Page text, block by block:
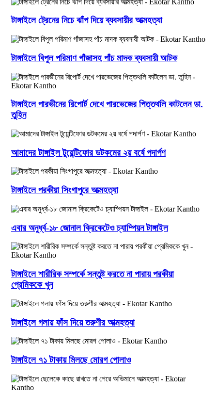
টাঙ্গাইলে ট্রেনের নিচে ঝাঁপ দিয়ে ব্যবসায়ীর আত্মহত্যা
টাঙ্গাইলে বিপুল পরিমাণ গাঁজাসহ পাঁচ মাদক ব্যবসায়ী আটক
টাঙ্গাইলে পারভীনের রিপোর্ট দেখে পারভেজের পিত্তথলি কাটলেন ডা.
তুহিন
আমাদের টাঙ্গাইল টুয়েন্টিফোর ডটকমের ২য় বর্ষে পদার্পণ
টাঙ্গাইলে পরকীয়া সিংগাপুরে আত্মহত্যা
এবার অনুর্ধ্ব-১৮ জোনাল ক্রিকেটেও চ্যাম্পিয়ন টাঙ্গাইল
টাঙ্গাইলে শারীরিক সম্পর্কে সন্তুষ্ট করতে না পারায় পরকীয়া
প্রেমিককে খুন
টাঙ্গাইলে গলায় ফাঁস দিয়ে তরুণীর আত্মহত্যা
টাঙ্গাইলে ৭১ টাকায় মিলছে মোরগ পোলাও